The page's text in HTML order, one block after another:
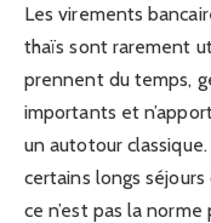
Les virements
thaïs sont rarement
prennent du temps,
importants et
un autotour
certains longs
ce n’est pas la